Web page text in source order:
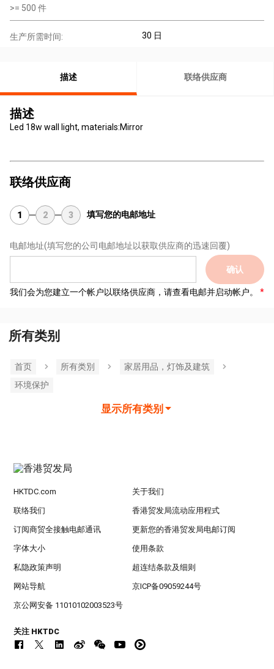
>= 500 件
生产所需时间: 30 日
描述 联络供应商
描述
Led 18w wall light, materials:Mirror
联络供应商
1 2 3 填写您的电邮地址
电邮地址(填写您的公司电邮地址以获取供应商的迅速回覆)
确认
我们会为您建立一个帐户以联络供应商，请查看电邮并启动帐户。
所有类别
首页 所有类別
家居用品，灯饰及建筑
环境保护
显示所有类别
HKTDC.com 关于我们
联络我们 香港贸发局流动应用程式
订阅商贸全接触电邮通讯 更新您的香港贸发局电邮订阅
字体大小 使用条款
私隐政策声明 超连结条款及细则
网站导航 京ICP备09059244号
京公网安备 11010102003523号
关注 HKTDC